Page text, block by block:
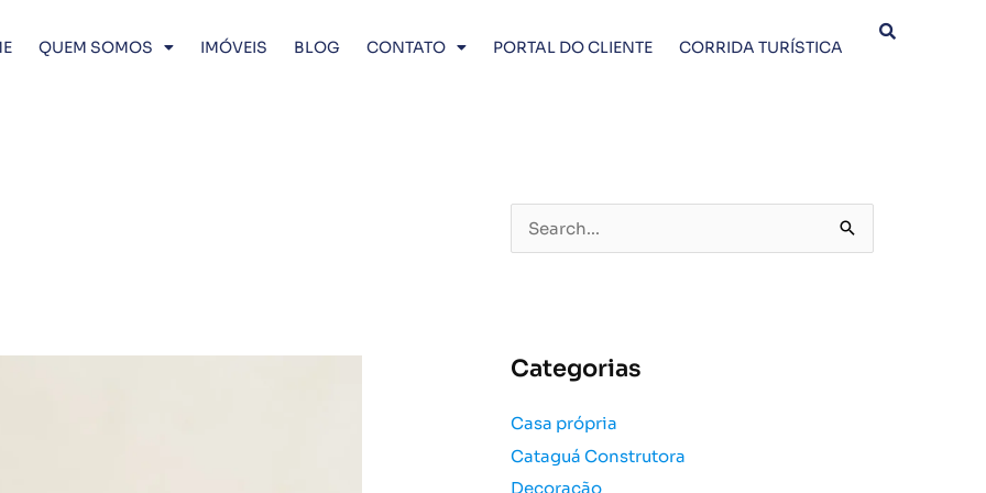
QUEM SOMOS IMÓVEIS BLOG CONTATO PORTAL DO CLIENTE CORRIDA TURÍSTICA
e
i
a
r
p
Categorias
Casa própria
Cataguá Construtora
Decoração